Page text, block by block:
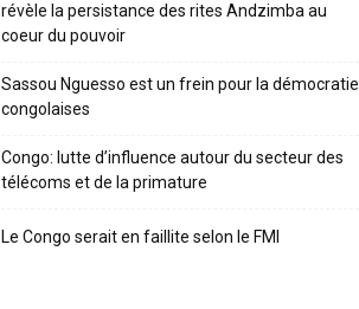
révèle la persistance des rites Andzimba au
coeur du pouvoir
Sassou Nguesso est un frein pour la démocratie
congolaises
Congo: lutte d’influence autour du secteur des
télécoms et de la primature
Le Congo serait en faillite selon le FMI